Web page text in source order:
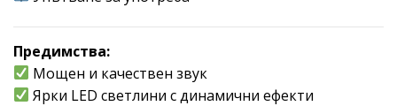
Предимства:
Мощен и качествен звук
Ярки LED светлини с динамични ефекти